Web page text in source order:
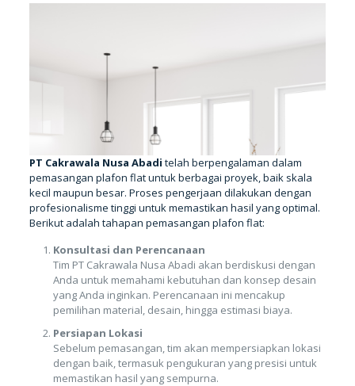
PT Cakrawala Nusa Abadi telah berpengalaman dalam
pemasangan plafon flat untuk berbagai proyek, baik skala
kecil maupun besar. Proses pengerjaan dilakukan dengan
profesionalisme tinggi untuk memastikan hasil yang optimal.
Berikut adalah tahapan pemasangan plafon flat:
Konsultasi dan Perencanaan
Tim PT Cakrawala Nusa Abadi akan berdiskusi dengan
Anda untuk memahami kebutuhan dan konsep desain
yang Anda inginkan. Perencanaan ini mencakup
pemilihan material, desain, hingga estimasi biaya.
Persiapan Lokasi
Sebelum pemasangan, tim akan mempersiapkan lokasi
dengan baik, termasuk pengukuran yang presisi untuk
memastikan hasil yang sempurna.